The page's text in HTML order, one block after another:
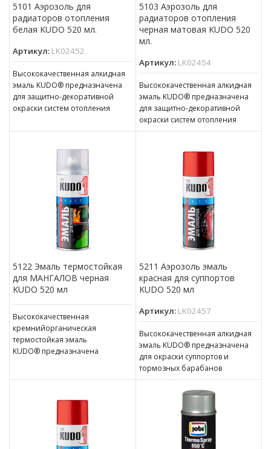
5101 Аэрозоль для
радиаторов отопления
белая KUDO 520 мл.
Артикул: LK02452
Высококачественная алкидная
эмаль KUDO® предназначена
для защитно-декоративной
окраски систем отопления
(батарей, радиаторов,
трубопроводов
укрывающей способностью,
превосходно
5103 Аэрозоль для
радиаторов отопления
черная матовая KUDO 520
мл.
Артикул: LK02454
Высококачественная алкидная
эмаль KUDO® предназначена
для защитно-декоративной
окраски систем отопления
(батарей, радиаторов,
водоснабжения). Эмаль быстро
высыхает, обладает высокой
укрывающей способностью,
превосходно
5122 Эмаль термостойкая
для МАНГАЛОВ черная
KUDO 520 мл
Высококачественная
кремнийорганическая
термостойкая эмаль
KUDO® предназначена
автомобилей, элементы
трубопроводов
и паропроводов,
5211 Аэрозоль эмаль
красная для суппортов
KUDO 520 мл
Артикул: LK02457
Высококачественная алкидная
эмаль KUDO® предназначена
для окраски суппортов и
тормозных барабанов
автомобилей и мотоциклов.
Содержит компоненты,
повышающие устойчивость
лакокрасочного покрытия
к абразивному воздействию